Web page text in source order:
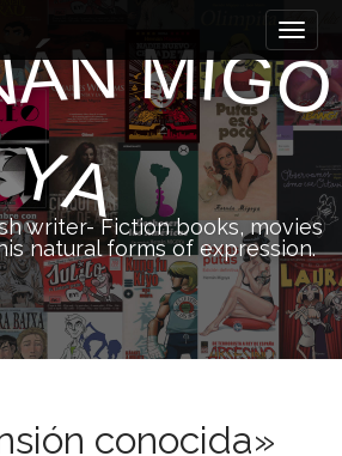
ÁN MIGO
YA
writer- Fiction books, movies
natural forms of expression.
conocida»